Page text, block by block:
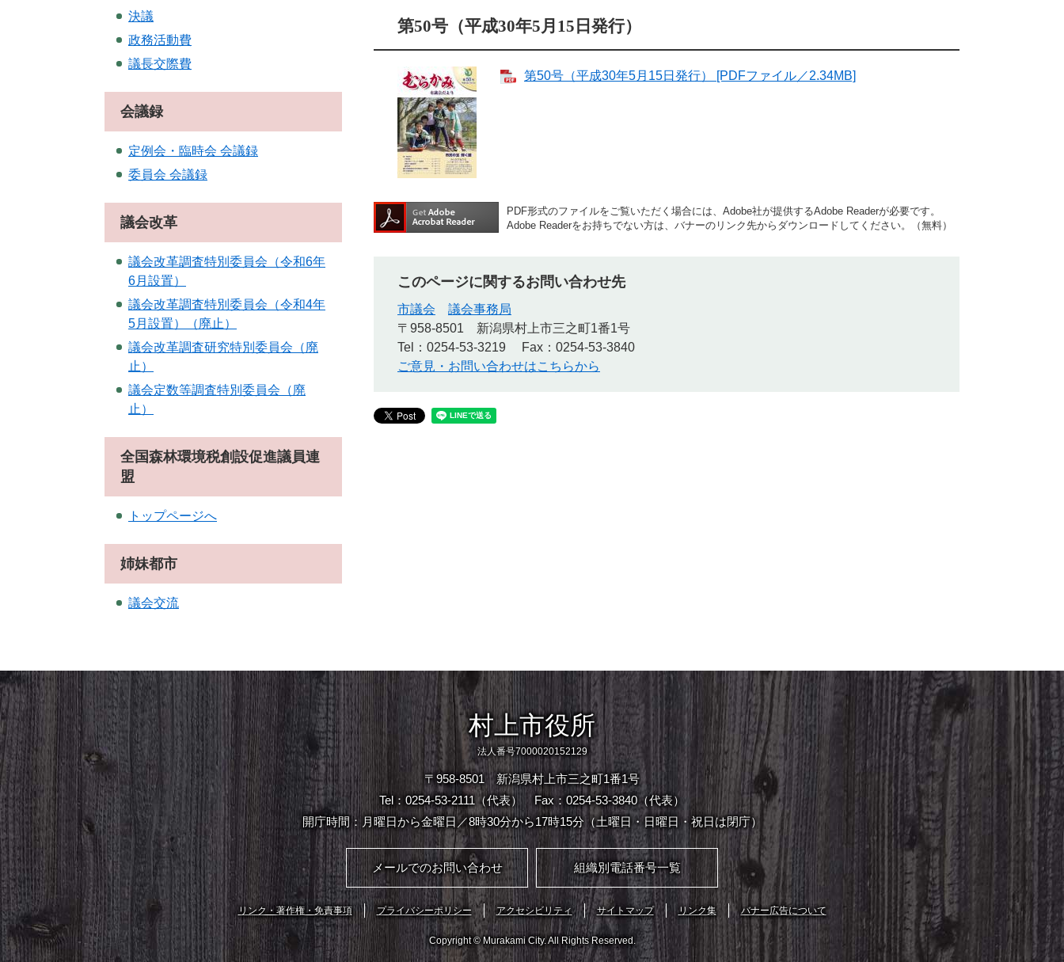
第50号（平成30年5月15日発行）
第50号（平成30年5月15日発行） [PDFファイル／2.34MB]
PDF形式のファイルをご覧いただく場合には、Adobe社が提供するAdobe Readerが必要です。
Adobe Readerをお持ちでない方は、バナーのリンク先からダウンロードしてください。（無料）
このページに関するお問い合わせ先
市議会
議会事務局
〒958-8501
新潟県村上市三之町1番1号
Tel：0254-53-3219
Fax：0254-53-3840
ご意見・お問い合わせはこちらから
決議
政務活動費
議長交際費
会議録
定例会・臨時会 会議録
委員会 会議録
議会改革
議会改革調査特別委員会（令和6年
6月設置）
議会改革調査特別委員会（令和4年
5月設置）（廃止）
議会改革調査研究特別委員会（廃
止）
議会定数等調査特別委員会（廃
止）
全国森林環境税創設促進議員連
盟
トップページへ
姉妹都市
議会交流
村上市役所
法人番号7000020152129
〒958-8501 新潟県村上市三之町1番1号
Tel：0254-53-2111（代表）
Fax：0254-53-3840（代表）
開庁時間：月曜日から金曜日／8時30分から17時15分（土曜日・日曜日・祝日は閉庁）
メールでのお問い合わせ 組織別電話番号一覧
リンク・著作権・免責事項 プライバシーポリシー アクセシビリティ サイトマップ リンク集 バナー広告について
Copyright © Murakami City. All Rights Reserved.